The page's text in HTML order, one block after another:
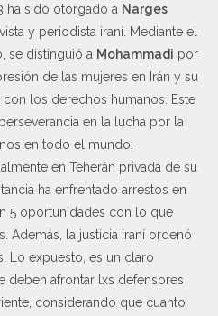
ha sido otorgado a Narges
y periodista iraní. Mediante el
se distinguió a Mohammadi por
de las mujeres en Irán y su
los derechos humanos. Este
en la lucha por la
en todo el mundo.
en Teherán privada de su
ha enfrentado arrestos en
5 oportunidades con lo que
Además, la justicia iraní ordenó
Lo expuesto, es un claro
deben afrontar lxs defensores
considerando que cuanto